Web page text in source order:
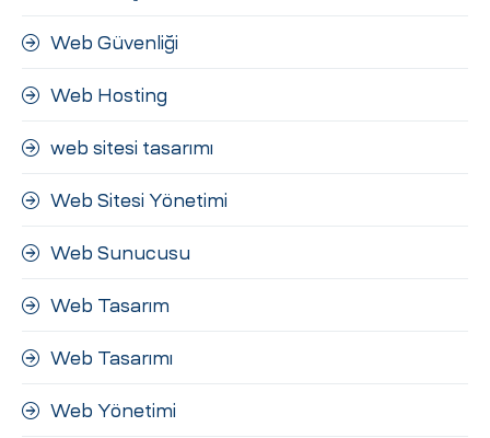
Web Güvenliği
Web Hosting
web sitesi tasarımı
Web Sitesi Yönetimi
Web Sunucusu
Web Tasarım
Web Tasarımı
Web Yönetimi